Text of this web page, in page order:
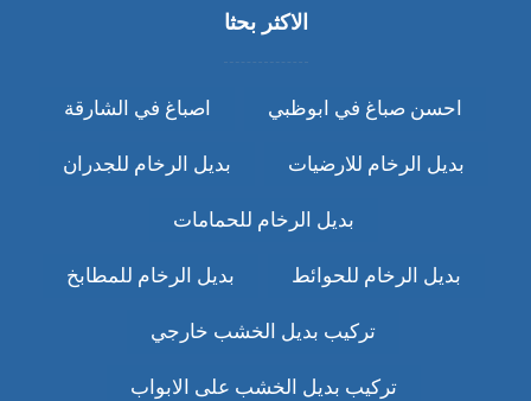
الاكثر بحثا
احسن صباغ في ابوظبي اصباغ في الشارقة
بديل الرخام للارضيات بديل الرخام للجدران
بديل الرخام للحمامات
بديل الرخام للحوائط بديل الرخام للمطابخ
تركيب بديل الخشب خارجي
تركيب بديل الخشب على الابواب